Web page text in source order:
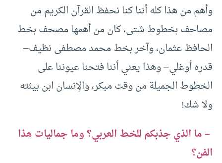
وأهم من هذا كله أننا كنا نحفظ القرآن الكريم من
مصاحف بخطوط شتى، كان من أهمها مصحف بخط
الحافظ عثمان، وآخر بخط محمد مصطفى نظيف–
قدره أوغلي– وهذا يعني أننا فتحنا عيوننا على
الخطوط الجميلة من وقت مبكر، والإنسان ابن بيئته
ولا شك!
– ما الذي جذبكم للخط العربي؟ وما جماليات هذا
الفن؟